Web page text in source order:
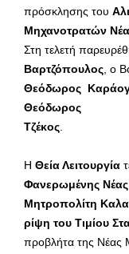
πρόσκλησης του
Μηχανοτρατών
Στη τελετή
Βαρτζόπουλος , ο
Θεόδωρος
Θεόδωρος
Τζέκος
Η Θεία Λειτουργία
Φανερωμένης
Μητροπολίτη
ρίψη του Τιμίου
προβλήτα της Νέας